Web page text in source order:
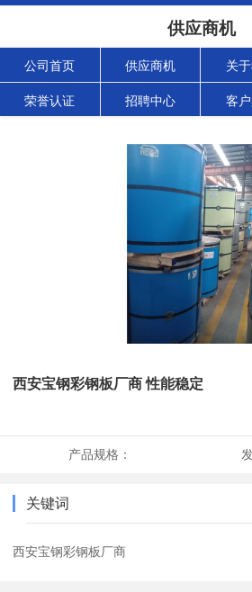
供应商机
公司首页 供应商机 关
荣誉认证 招聘中心 客
西安宝钢彩钢板厂商 性能稳定
产品规格：
关键词
西安宝钢彩钢板厂商